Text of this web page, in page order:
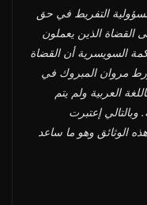
التفريط في حق
القضاة الذين يعملون
السويسرية أن القضاة
مروان المبروك في
العربية ولم يتم
إعتبرت
الوثائق وهو ما ساعد